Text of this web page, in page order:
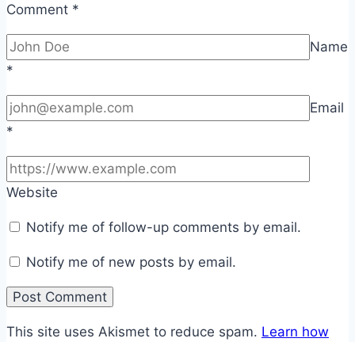
Comment *
Name
*
Email
*
Website
Notify me of follow-up comments by email.
Notify me of new posts by email.
This site uses Akismet to reduce spam. Learn how